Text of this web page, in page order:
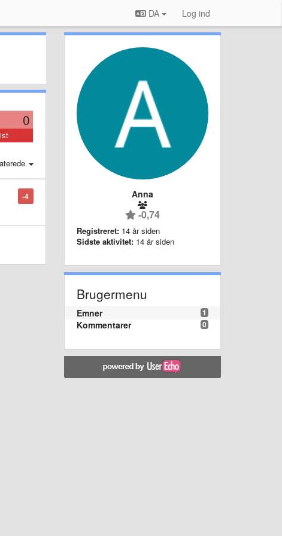
DA Log ind
0
-4 Anna
-0,74
Registreret: 14 år siden
Sidste aktivitet: 14 år siden
Brugermenu
1
Emner
0
Kommentarer